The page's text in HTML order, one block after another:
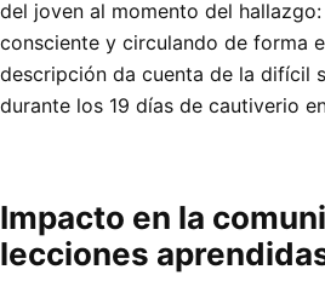
del joven al momento del
consciente y circulando de forma
descripción da cuenta de la difícil
durante los 19 días de cautiverio
Impacto en la
lecciones